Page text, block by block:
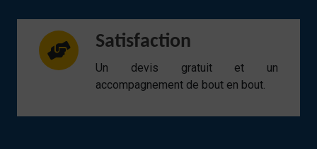
Satisfaction
Un devis gratuit et un
accompagnement de bout en bout.